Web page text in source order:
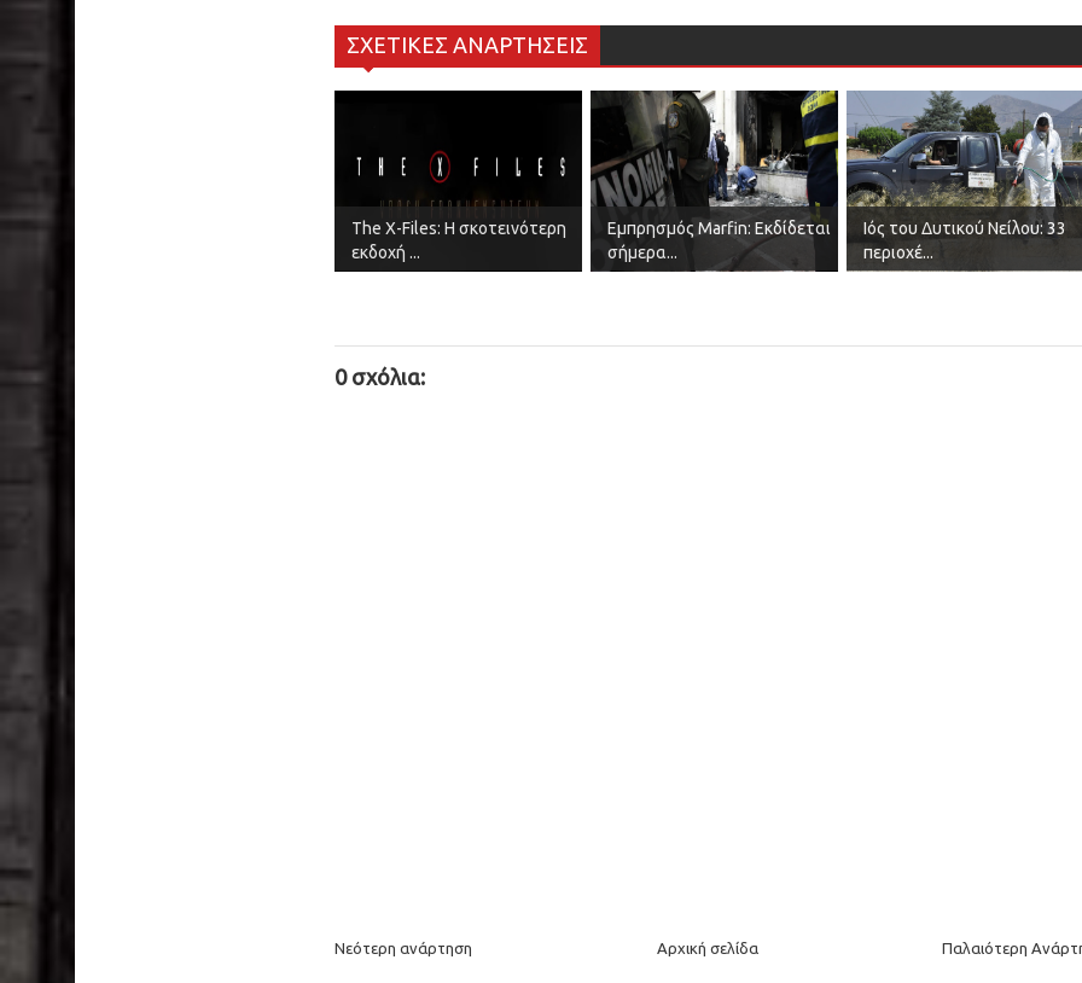
ΣΧΕΤΙΚΕΣ ΑΝΑΡΤΗΣΕΙΣ
The X-Files: Η σκοτεινότερη
εκδοχή ...
Εμπρησμός Marfin: Εκδίδεται
σήμερα...
Ιός του Δυτικού Νείλου: 33
περιοχέ...
0 σχόλια:
Νεότερη ανάρτηση Παλαιότερη
Αρχική σελίδα